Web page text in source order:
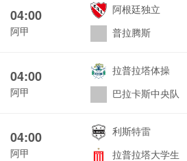
04:00
阿甲
阿根廷独立
普拉腾斯
04:00
阿甲
拉普拉塔体操
巴拉卡斯中央队
04:00
阿甲
利斯特雷
拉普拉塔大学生